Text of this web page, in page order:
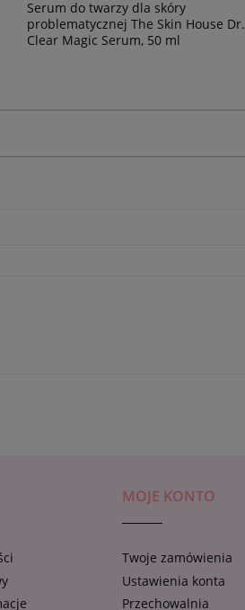
Serum do twarzy dla skóry
problematycznej The Skin House Dr.
Clear Magic Serum, 50 ml
MOJE KONTO
Twoje zamówienia
Ustawienia konta
Przechowalnia